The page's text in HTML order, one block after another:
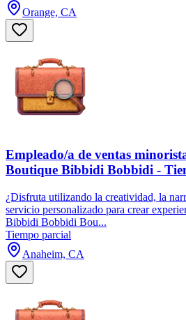
Orange, CA
Empleado/a de ventas
Boutique Bibbidi Bobbidi -
¿Disfruta utilizando la creatividad, la
servicio personalizado para crear
Bibbidi Bobbidi Bou...
Tiempo parcial
Anaheim, CA